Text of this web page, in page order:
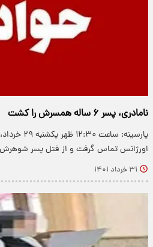
نامادری، پسر ۶ ساله همسرش را کشت
پارسینه:
اورژانس تماس گرفت و از قتل پسر شوهرش
۳۱ خرداد ۱۴۰۱